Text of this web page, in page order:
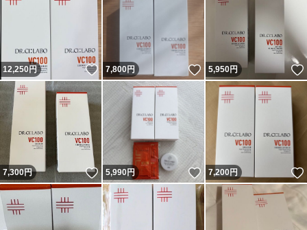
12,250円 いいね！
7,800円 いいね！
5,950円
7,300円 いいね！
5,990円 いいね！
7,200円